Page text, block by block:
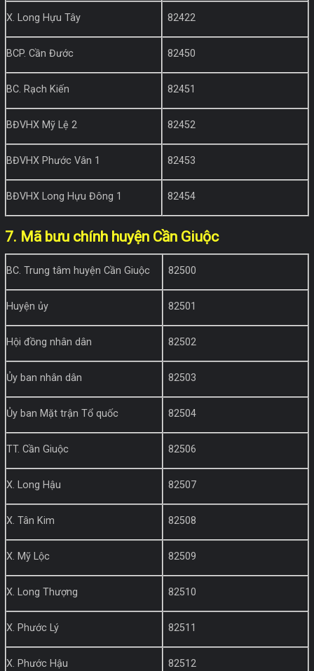
X. Long Hựu Tây 82422
BCP. Cần Đước 82450
BC. Rạch Kiến 82451
BĐVHX Mỹ Lệ 2 82452
BĐVHX Phước Vân 1 82453
BĐVHX Long Hựu Đông 1 82454
7. Mã bưu chính huyện Cần Giuộc
BC. Trung tâm huyện Cần Giuộc 82500
Huyện ủy 82501
Hội đồng nhân dân 82502
Ủy ban nhân dân 82503
Ủy ban Mặt trận Tổ quốc 82504
TT. Cần Giuộc 82506
X. Long Hậu 82507
X. Tân Kim 82508
X. Mỹ Lộc 82509
X. Long Thượng 82510
X. Phước Lý 82511
X. Phước Hậu 82512